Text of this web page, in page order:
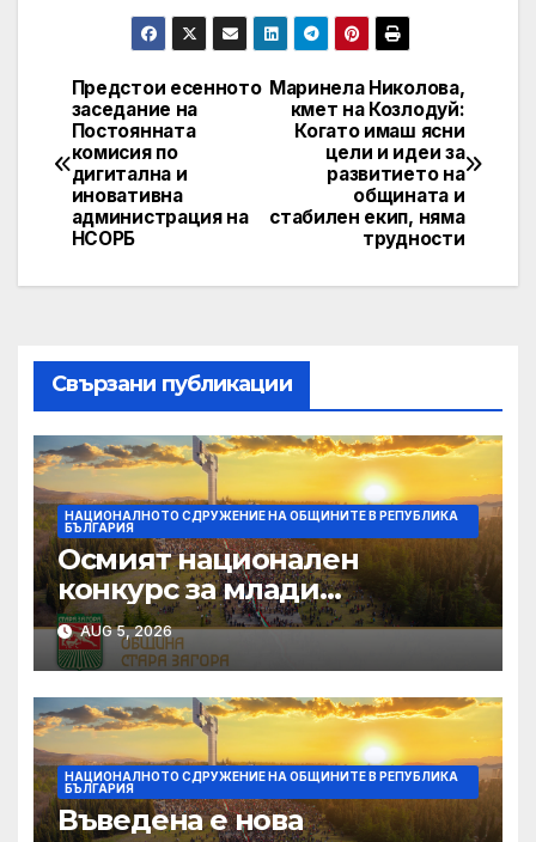
Post
navigation
Маринела Николова,
кмет на Козлодуй:
Когато имаш ясни
цели и идеи за
развитието на
общината и
стабилен екип, няма
трудности
Предстои есенното
заседание на
Постоянната
комисия по
дигитална и
иновативна
администрация на
НСОРБ
Свързани публикации
НАЦИОНАЛНОТО СДРУЖЕНИЕ НА ОБЩИНИТЕ В РЕПУБЛИКА
БЪЛГАРИЯ
Осмият национален
конкурс за млади
изпълнители „Дунавски
звезди“ се подготвя в
Силистра
AUG 5, 2026
НАЦИОНАЛНОТО СДРУЖЕНИЕ НА ОБЩИНИТЕ В РЕПУБЛИКА
БЪЛГАРИЯ
Въведена е нова